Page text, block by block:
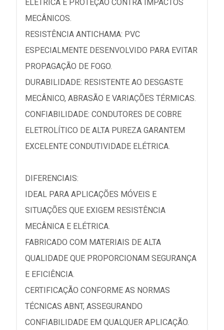
ELÉTRICA E PROTEÇÃO CONTRA IMPACTOS
MECÂNICOS.
RESISTÊNCIA ANTICHAMA: PVC
ESPECIALMENTE DESENVOLVIDO PARA EVITAR
PROPAGAÇÃO DE FOGO.
DURABILIDADE: RESISTENTE AO DESGASTE
MECÂNICO, ABRASÃO E VARIAÇÕES TÉRMICAS.
CONFIABILIDADE: CONDUTORES DE COBRE
ELETROLÍTICO DE ALTA PUREZA GARANTEM
EXCELENTE CONDUTIVIDADE ELÉTRICA.
DIFERENCIAIS:
IDEAL PARA APLICAÇÕES MÓVEIS E
SITUAÇÕES QUE EXIGEM RESISTÊNCIA
MECÂNICA E ELÉTRICA.
FABRICADO COM MATERIAIS DE ALTA
QUALIDADE QUE PROPORCIONAM SEGURANÇA
E EFICIÊNCIA.
CERTIFICAÇÃO CONFORME AS NORMAS
TÉCNICAS ABNT, ASSEGURANDO
CONFIABILIDADE EM QUALQUER APLICAÇÃO.